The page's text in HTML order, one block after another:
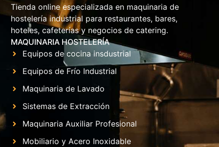
Tienda online especializada en maquinaria de
hostelería industrial para restaurantes, bares,
hoteles, cafeterías y negocios de catering.
MAQUINARIA HOSTELERÍA
Equipos de cocina insdustrial
Equipos de Frío Industrial
Maquinaria de Lavado
Sistemas de Extracción
Maquinaria Auxiliar Profesional
Mobiliario y Acero Inoxidable